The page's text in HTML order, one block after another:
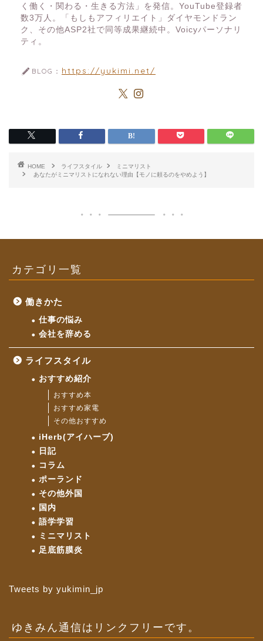
く働く・関わる・生きる方法」を発信。YouTube登録者
数3万人。「もしもアフィリエイト」ダイヤモンドラン
ク、その他ASP2社で同等成果継続中。Voicyパーソナリ
ティ。
BLOG： https://yukimi.net/
HOME ライフスタイル
ミニマリスト
あなたがミニマリストになれない理由【モノに頼るのをやめよう】
カテゴリ一覧
働きかた
仕事の悩み
会社を辞める
ライフスタイル
おすすめ紹介
おすすめ本
おすすめ家電
その他おすすめ
iHerb(アイハーブ)
日記
コラム
ポーランド
その他外国
国内
語学学習
ミニマリスト
足底筋膜炎
Tweets by yukimin_jp
ゆきみん通信はリンクフリーです。